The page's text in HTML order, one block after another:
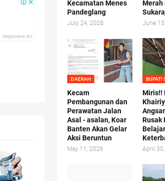
Kecamatan Menes
Pandeglang
July 24, 2026
Merah
June
DAERAH
Kecam
Pembangunan dan
Perawatan Jalan
Asal - asalan, Koar
Banten Akan Gelar
Aksi Beruntun
May 11, 2026
BUPATI
Miris!!
Rusak
April